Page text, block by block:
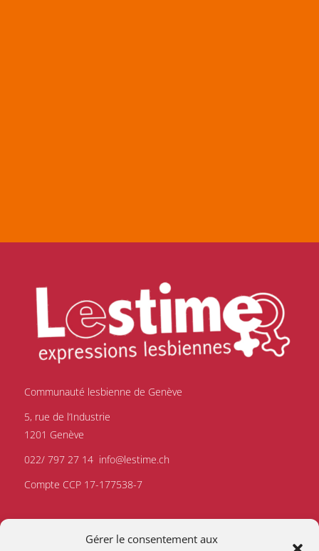
Gérer le consentement aux
Communauté lesbienne de Genève
5, rue de l’Industrie
1201 Genève
022/ 797 27 14 info@lestime.ch
Compte CCP 17-177538-7